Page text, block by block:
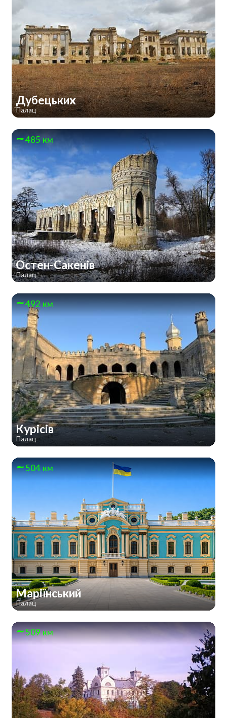
Дубецьких
Палац
485 км
Остен-Сакенів
Палац
492 км
Курісів
Палац
504 км
Маріїнський
Палац
509 км